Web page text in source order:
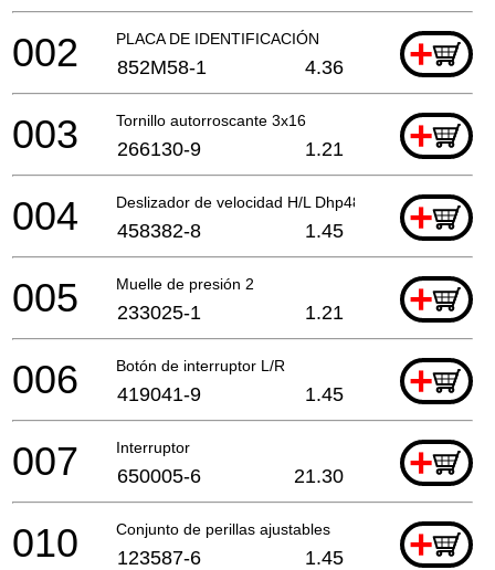
PLACA DE IDENTIFICACIÓN +
002 852M58-1 4.36
Tornillo autorroscante 3x16 +
003 266130-9 1.21
Deslizador de velocidad H/L Dhp483 A +
004 458382-8 1.45
Muelle de presión 2 +
005 233025-1 1.21
Botón de interruptor L/R +
006 419041-9 1.45
Interruptor +
007 650005-6 21.30
Conjunto de perillas ajustables +
010 123587-6 1.45